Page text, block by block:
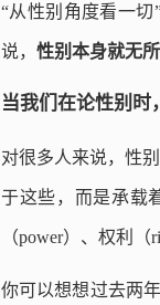
“从性别角度看一
说， 性别本身就无所
当我们在论性别时
对很多人来说，性
于这些，而是承载
（power）、权利
你可以想想过去两